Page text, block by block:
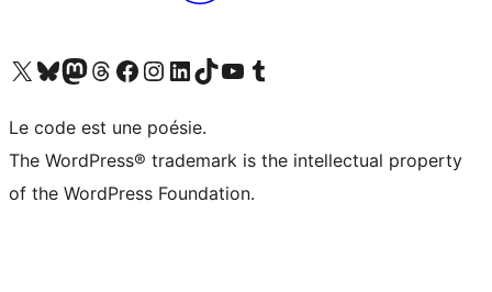
Visitez notre compte X (précédemment Twitter)
Visiter notre compte Bluesky
Visiter notre compte Mastodon
Visiter notre compte Threads
Consulter notre compte Facebook
Consulter notre compte Instagram
Consulter notre compte LinkedIn
Visiter notre compte TokTok
Visiter notre chaîne YouTube
Visiter notre compte Tumblr
Le code est une poésie.
The WordPress® trademark is the intellectual property
of the WordPress Foundation.